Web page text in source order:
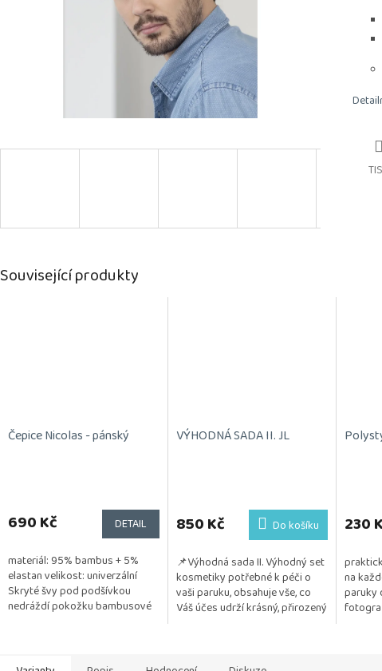
Související produkty
Čepice Nicolas - pánský
690 Kč DETAIL
materiál: 95% bambus + 5%
elastan velikost: univerzální
Skryté švy pod podšívkou
nedráždí pokožku bambusové
VÝHODNÁ SADA II. JL
850 Kč Do košíku
📌Výhodná sada II. Výhodný set
kosmetiky potřebné k péči o
vaši paruku, obsahuje vše, co
Váš účes udrží krásný, přirozený
230
na
paruky